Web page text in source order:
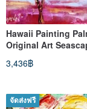
Hawaii Painting
Original Art
Oil Painting
3,436฿
จัดส่งฟรี